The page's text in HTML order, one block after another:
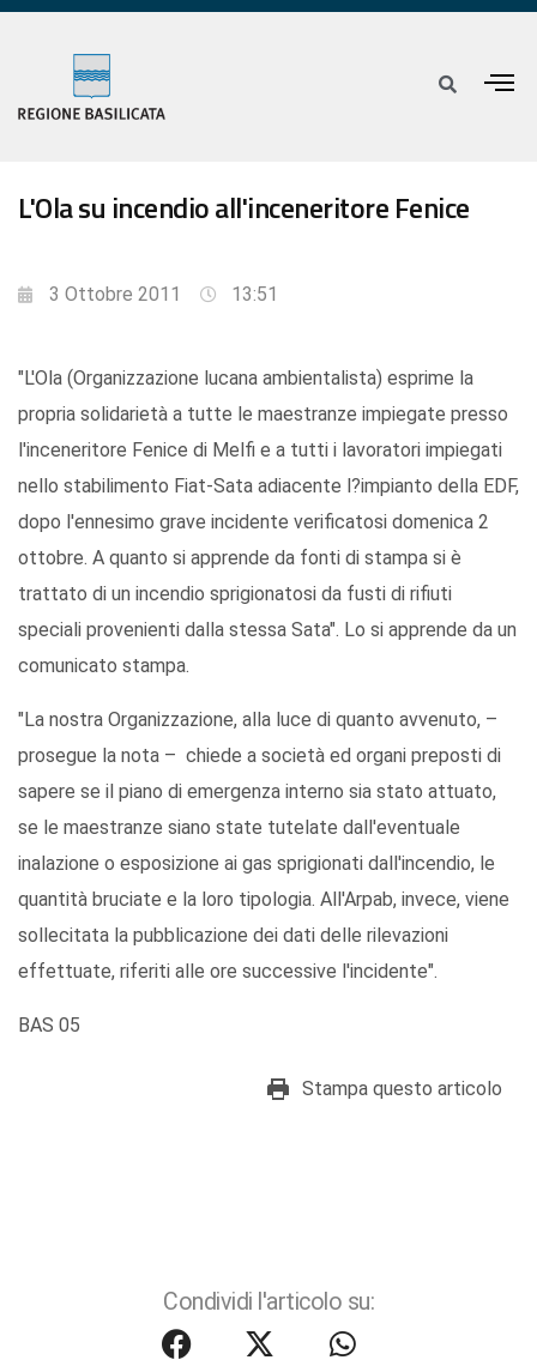
L'Ola su incendio all'inceneritore Fenice
3 Ottobre 2011 13:51
"L'Ola (Organizzazione lucana ambientalista) esprime la
propria solidarietà a tutte le maestranze impiegate presso
l'inceneritore Fenice di Melfi e a tutti i lavoratori impiegati
nello stabilimento Fiat-Sata adiacente l?impianto della EDF,
dopo l'ennesimo grave incidente verificatosi domenica 2
ottobre. A quanto si apprende da fonti di stampa si è
trattato di un incendio sprigionatosi da fusti di rifiuti
speciali provenienti dalla stessa Sata". Lo si apprende da un
comunicato stampa.
"La nostra Organizzazione, alla luce di quanto avvenuto, –
prosegue la nota – chiede a società ed organi preposti di
sapere se il piano di emergenza interno sia stato attuato,
se le maestranze siano state tutelate dall'eventuale
inalazione o esposizione ai gas sprigionati dall'incendio, le
quantità bruciate e la loro tipologia. All'Arpab, invece, viene
sollecitata la pubblicazione dei dati delle rilevazioni
effettuate, riferiti alle ore successive l'incidente".
BAS 05
Stampa questo articolo
Condividi l'articolo su: